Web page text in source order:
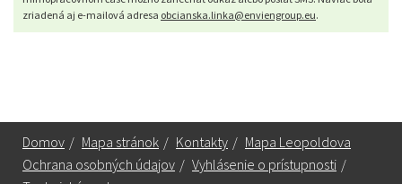
zriadená aj e-mailová adresa obcianska.linka@enviengroup.eu.
Domov / Mapa stránok / Kontakty / Mapa Leopoldova
Ochrana osobných údajov / Vyhlásenie o prístupnosti /